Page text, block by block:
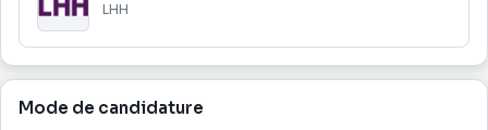
LHH
Mode de candidature